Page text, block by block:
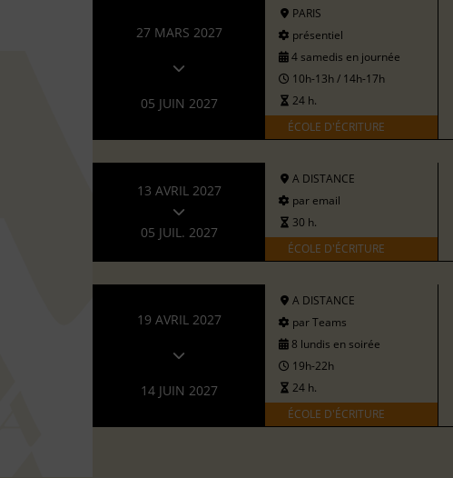
27 MARS 2027
05 JUIN 2027
PARIS
présentiel
4 samedis en journée
10h-13h / 14h-17h
24 h.
ÉCOLE D'ÉCRITURE
13 AVRIL 2027
05 JUIL. 2027
A DISTANCE
par email
30 h.
ÉCOLE D'ÉCRITURE
19 AVRIL 2027
14 JUIN 2027
A DISTANCE
par Teams
8 lundis en soirée
19h-22h
24 h.
ÉCOLE D'ÉCRITURE